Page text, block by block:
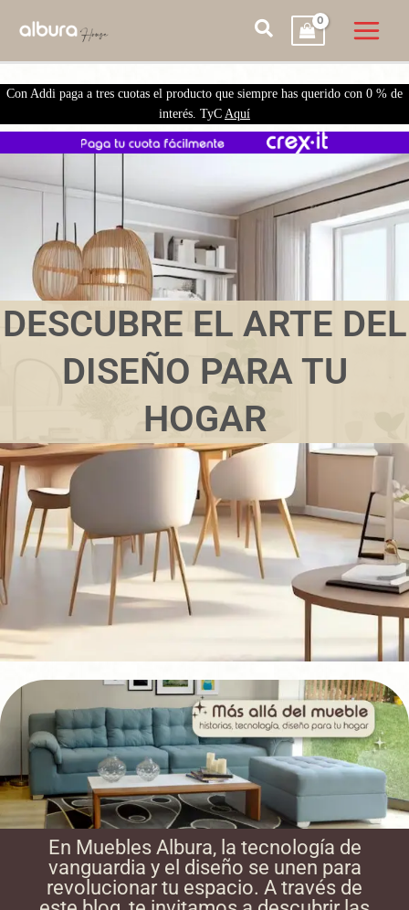
Con Addi paga a tres cuotas el producto que siempre has querido con 0 % de
interés. TyC Aquí
DESCUBRE EL ARTE DEL
DISEÑO PARA TU
HOGAR
En Muebles Albura, la tecnología de
vanguardia y el diseño se unen para
revolucionar tu espacio. A través de